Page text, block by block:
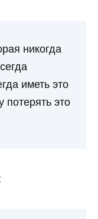
никогда
иметь это
потерять это